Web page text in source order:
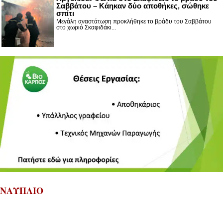
Σαββάτου – Κάηκαν δύο αποθήκες, σώθηκε
σπίτι
Μεγάλη αναστάτωση προκλήθηκε το βράδυ του Σαββάτου
στο χωριό Σκαφιδάκι...
ΝΑΥΠΛΙΟ